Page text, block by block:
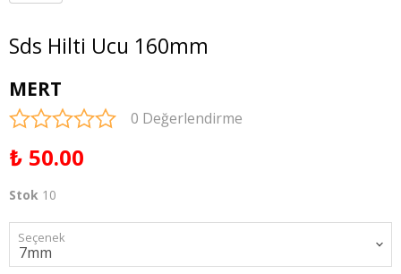
Sds Hilti Ucu 160mm
MERT
0 Değerlendirme
₺ 50.00
Stok 10
Seçenek